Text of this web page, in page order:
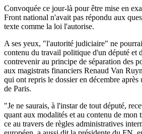
Convoquée ce jour-là pour être mise en
Front national n'avait pas répondu aux
texte comme la loi l'autorise.
A ses yeux, "l'autorité judiciaire" ne
contenu du travail politique d'un député et
contrevenir au principe de séparation des
aux magistrats financiers Renaud Van
qui ont repris le dossier en décembre après
de Paris.
"Je ne saurais, à l'instar de tout député,
quant aux modalités et au contenu de mon
ce au travers de règles administratives